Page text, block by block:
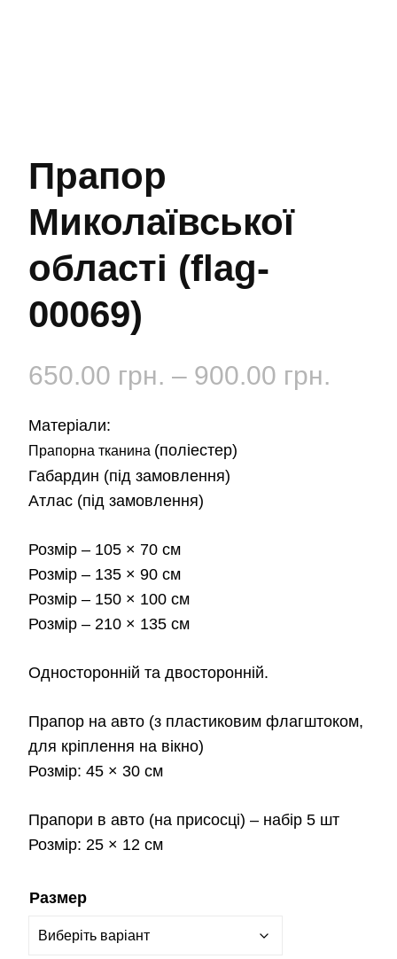
Прапор
Миколаївської
області (flag-
00069)
650.00 грн. – 900.00 грн.
Матеріали:
Прапорна тканина (поліестер)
Габардин (під замовлення)
Атлас (під замовлення)
Розмір – 105 × 70 см
Розмір – 135 × 90 см
Розмір – 150 × 100 см
Розмір – 210 × 135 см
Односторонній та двосторонній.
Прапор на авто (з пластиковим флагштоком,
для кріплення на вікно)
Розмір: 45 × 30 см
Прапори в авто (на присосці) – набір 5 шт
Розмір: 25 × 12 см
Размер